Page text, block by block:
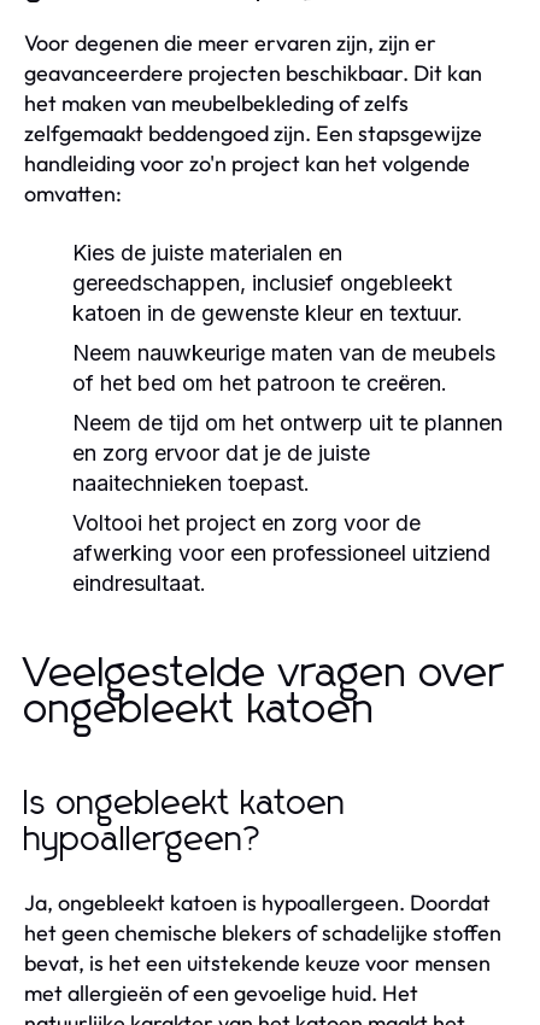
Voor degenen die meer ervaren zijn, zijn er
geavanceerdere projecten beschikbaar. Dit kan
het maken van meubelbekleding of zelfs
zelfgemaakt beddengoed zijn. Een stapsgewijze
handleiding voor zo'n project kan het volgende
omvatten:
Kies de juiste materialen en
gereedschappen, inclusief ongebleekt
katoen in de gewenste kleur en textuur.
Neem nauwkeurige maten van de meubels
of het bed om het patroon te creëren.
Neem de tijd om het ontwerp uit te plannen
en zorg ervoor dat je de juiste
naaitechnieken toepast.
Voltooi het project en zorg voor de
afwerking voor een professioneel uitziend
eindresultaat.
Veelgestelde vragen over
ongebleekt katoen
Is ongebleekt katoen
hypoallergeen?
Ja, ongebleekt katoen is hypoallergeen. Doordat
het geen chemische blekers of schadelijke stoffen
bevat, is het een uitstekende keuze voor mensen
met allergieën of een gevoelige huid. Het